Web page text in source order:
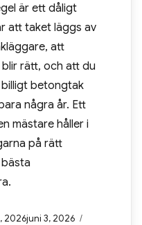
är ett dåligt
att taket läggs av
att
rätt, och att du
betongtak
några år. Ett
mästare håller i
på rätt
2026juni 3, 2026